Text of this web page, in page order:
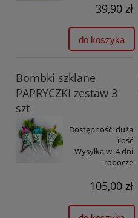
39,90 zł
do koszyka
Bombki szklane
PAPRYCZKI zestaw 3
szt
Dostępność:duża
ilość
Wysyłka w:4 dni
robocze
105,00 zł